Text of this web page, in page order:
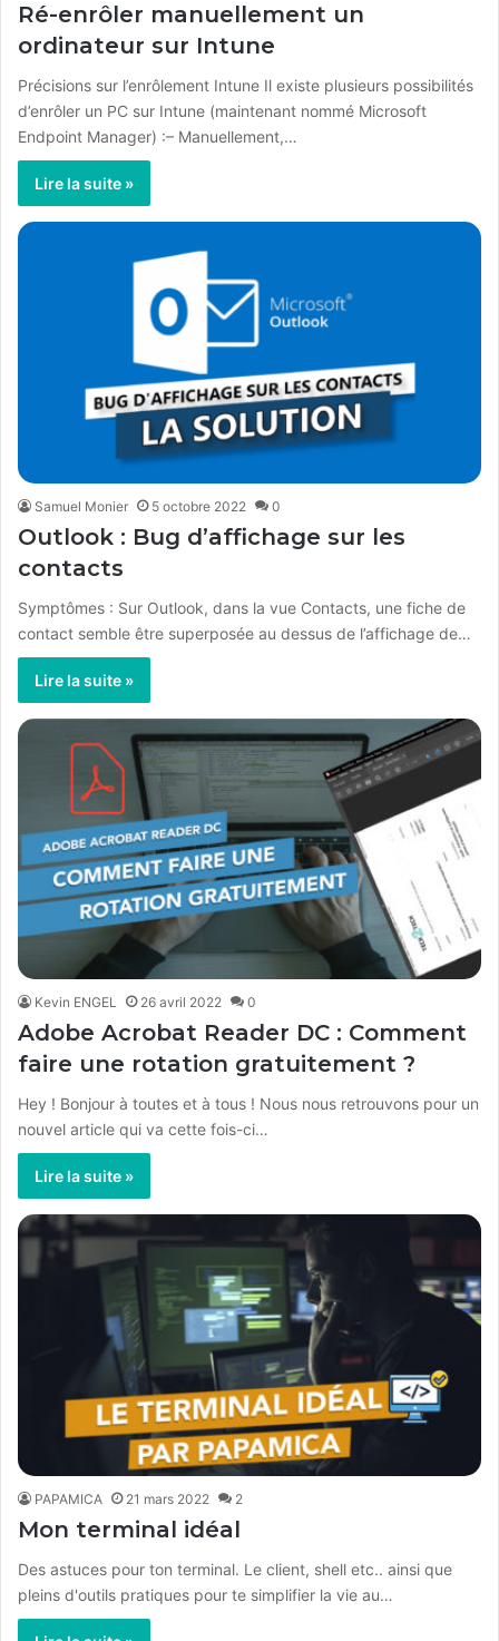
Ré-enrôler manuellement un
ordinateur sur Intune
Précisions sur l’enrôlement Intune Il existe plusieurs possibilités
d’enrôler un PC sur Intune (maintenant nommé Microsoft
Endpoint Manager) :– Manuellement,…
Lire la suite »
Samuel Monier 5 octobre 2022 0
Outlook : Bug d’affichage sur les
contacts
Symptômes : Sur Outlook, dans la vue Contacts, une fiche de
contact semble être superposée au dessus de l’affichage de…
Lire la suite »
Kevin ENGEL 26 avril 2022 0
Adobe Acrobat Reader DC : Comment
faire une rotation gratuitement ?
Hey ! Bonjour à toutes et à tous ! Nous nous retrouvons pour un
nouvel article qui va cette fois-ci…
Lire la suite »
PAPAMICA 21 mars 2022 2
Mon terminal idéal
Des astuces pour ton terminal. Le client, shell etc.. ainsi que
pleins d'outils pratiques pour te simplifier la vie au…